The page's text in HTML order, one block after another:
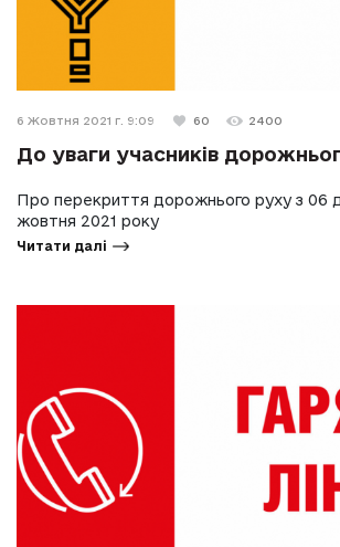
6 Жовтня 2021 г. 9:09 60 2400
До уваги учасників
Про перекриття дорожнього руху з 06
жовтня 2021 року
Читати далі